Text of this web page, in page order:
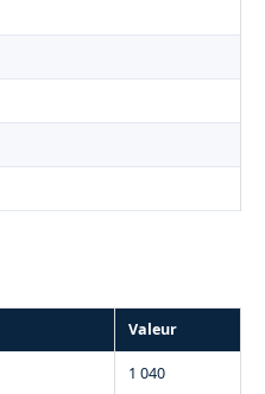
Valeur
1 040